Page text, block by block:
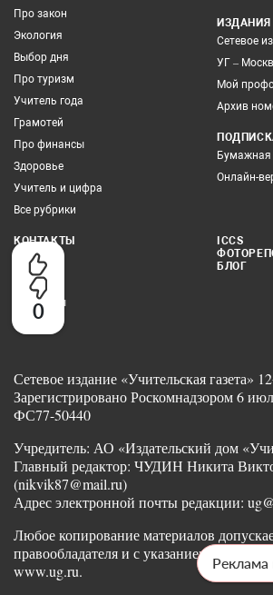
0
Про закон
Экология
Выбор дня
Про туризм
Учитель года
Грамотей
Про финансы
Здоровье
Учитель и цифра
Все рубрики
ИЗДАНИЯ
Сетевое
УГ –
Мой
Архив
Бумажная
Онлайн-
КОНТАКТЫ
Редакция
Реклама
Партнеры
ICCS
БЛОГ
Сетевое издание «Учительская газета»
Зарегистрировано Роскомнадзором 6
ФС77-50440
Учредитель: АО «Издательский дом
Главный редактор: ЧУДИН Никита
(nikvik87@mail.ru)
Адрес электронной почты редакции:
Любое копирование материалов
правообладателя и с указанием ссылки
www.ug.ru.
Реклама